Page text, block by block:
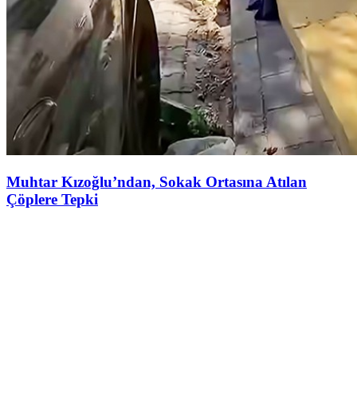
Muhtar Kızoğlu’ndan, Sokak Ortasına Atılan
Çöplere Tepki